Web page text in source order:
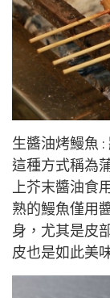
生醬油烤鰻魚
這種方式稱為
上芥末醬油食
熟的鰻魚僅用
身，尤其是皮
皮也是如此美